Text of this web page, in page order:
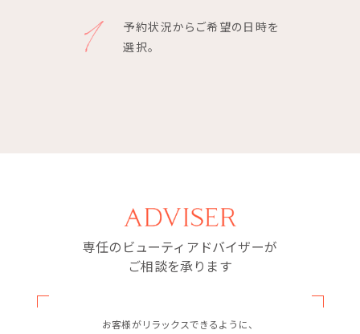
予約状況からご希望の日時を
選択。
専任のビューティアドバイザーが
ご相談を承ります
お客様がリラックスできるように、